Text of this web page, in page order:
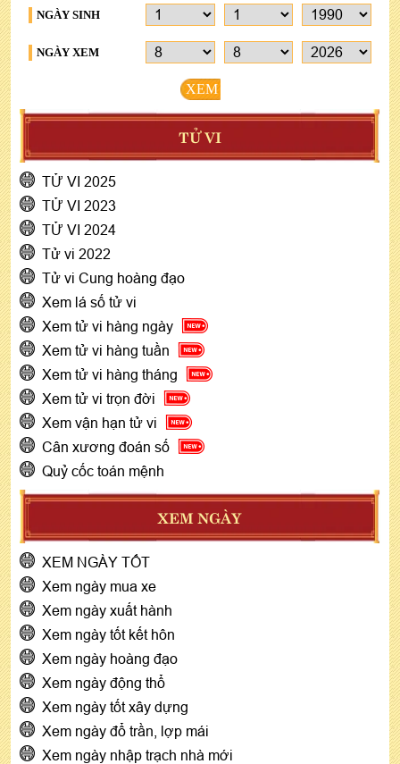
NGÀY SINH
NGÀY XEM
XEM
TỬ VI
TỬ VI 2025
TỬ VI 2023
TỬ VI 2024
Tử vi 2022
Tử vi Cung hoàng đạo
Xem lá số tử vi
Xem tử vi hàng ngày
Xem tử vi hàng tuần
Xem tử vi hàng tháng
Xem tử vi trọn đời
Xem vận hạn tử vi
Cân xương đoán số
Quỷ cốc toán mệnh
XEM NGÀY
XEM NGÀY TỐT
Xem ngày mua xe
Xem ngày xuất hành
Xem ngày tốt kết hôn
Xem ngày hoàng đạo
Xem ngày động thổ
Xem ngày tốt xây dựng
Xem ngày đổ trần, lợp mái
Xem ngày nhập trạch nhà mới